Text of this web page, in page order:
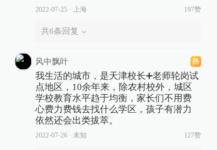
2022-07-25∙ 上海 197赞
共6条回复
风中飘叶
我生活的城市，是天津校长➕老师轮岗试
点地区，10余年来，除农村校外，城区
学校教育水平趋于均衡，家长们不用费
心费力费钱去找什么学区，孩子有潜力
依然还会出类拔萃。
2022-07-26∙ 未知 127赞